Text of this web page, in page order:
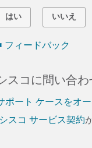
はい いいえ
フィードバック
スコに問い合わ
ポート ケースをオ
スコ サービス契約